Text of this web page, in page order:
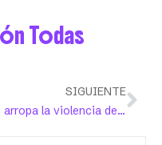
Todas
SIGUIENTE
Nos arropa la violencia de género